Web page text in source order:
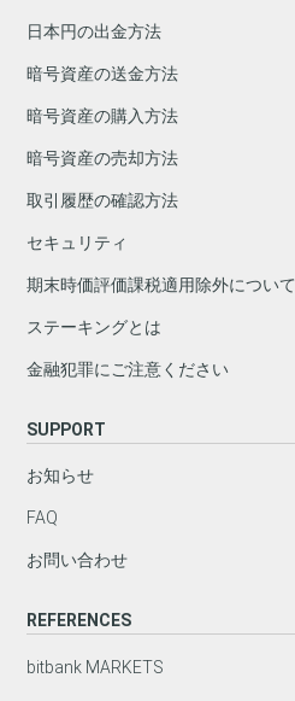
日本円の出金方法
暗号資産の送金方法
暗号資産の購入方法
暗号資産の売却方法
取引履歴の確認方法
セキュリティ
期末時価評価課税適用除外について
ステーキングとは
金融犯罪にご注意ください
SUPPORT
お知らせ
FAQ
お問い合わせ
REFERENCES
bitbank MARKETS